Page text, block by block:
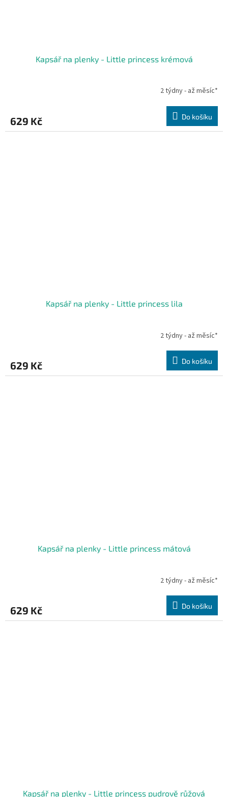
Kapsář na plenky - Little princess krémová
2 týdny - až měsíc*
629 Kč Do košíku
Kapsář na plenky - Little princess lila
2 týdny - až měsíc*
629 Kč Do košíku
Kapsář na plenky - Little princess mátová
2 týdny - až měsíc*
629 Kč Do košíku
Kapsář na plenky - Little princess pudrově růžová